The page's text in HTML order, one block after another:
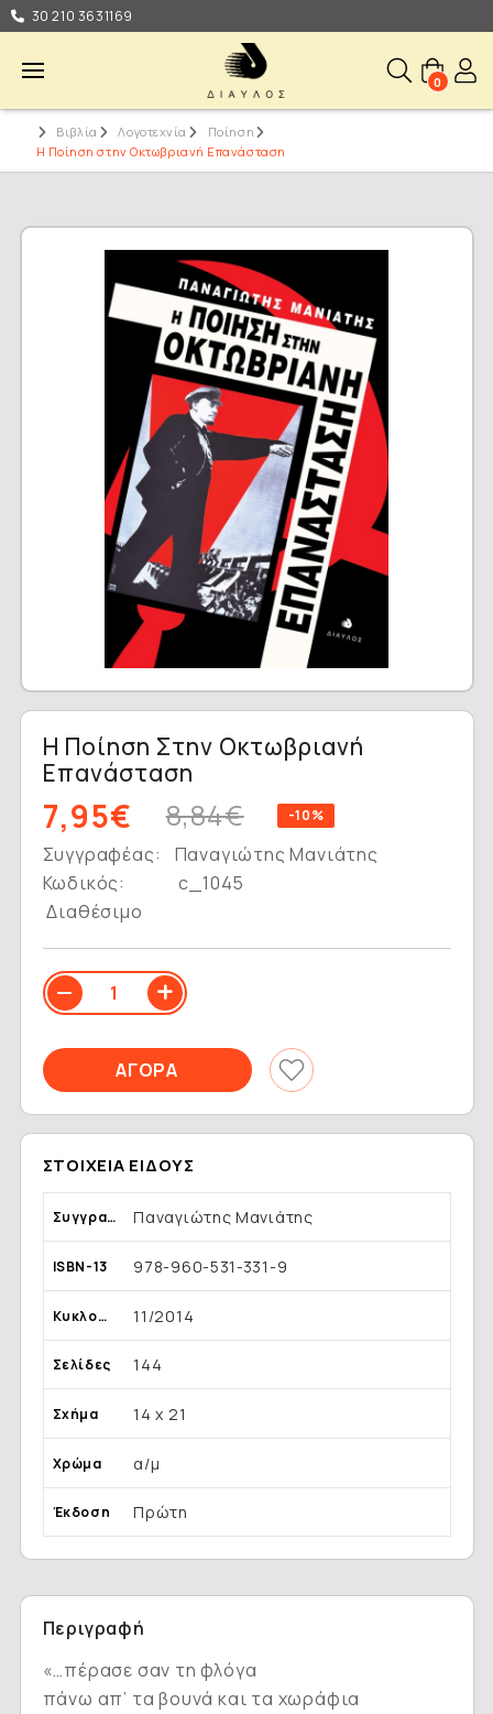
30 210 3631169
0
Βιβλία Λογοτεχνία
Ποίηση
Η Ποίηση στην Οκτωβριανή Επανάσταση
Η Ποίηση Στην Οκτωβριανή
Επανάσταση
7,95€ 8,84€ -10%
Συγγραφέας:
Παναγιώτης Μανιάτης
Κωδικός:
c_1045
Διαθέσιμο
ΣΤΟΙΧΕΊΑ ΕΊΔΟΥΣ
Συγγραφέας Παναγιώτης Μανιάτης
ISBN-13 978-960-531-331-9
Κυκλοφορία 11/2014
Σελίδες 144
Σχήμα 14 x 21
Χρώμα α/μ
Έκδοση Πρώτη
Περιγραφή
«…πέρασε σαν τη φλόγα
πάνω απ’ τα βουνά και τα χωράφια